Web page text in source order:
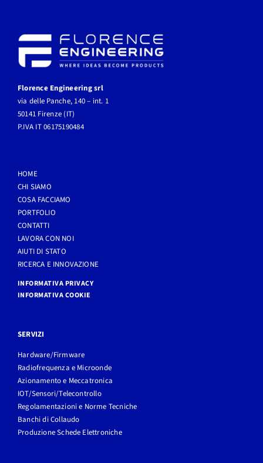
Florence Engineering srl
via delle Panche, 140 – int. 1
50141 Firenze (IT)
P.IVA IT 06175190484
HOME
CHI SIAMO
COSA FACCIAMO
PORTFOLIO
CONTATTI
LAVORA CON NOI
AIUTI DI STATO
RICERCA E INNOVAZIONE
INFORMATIVA PRIVACY
INFORMATIVA COOKIE
SERVIZI
Hardware/Firmware
Radiofrequenza e Microonde
Azionamento e Meccatronica
IOT/Sensori/Telecontrollo
Regolamentazioni e Norme Tecniche
Banchi di Collaudo
Produzione Schede Elettroniche